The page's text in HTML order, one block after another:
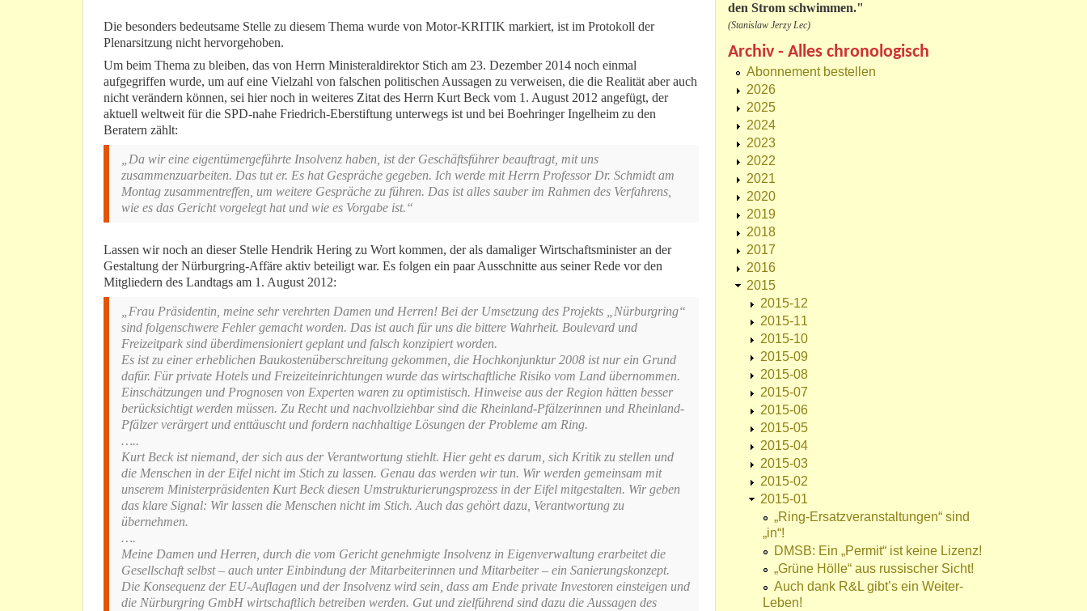
Die besonders bedeutsame Stelle zu diesem Thema wurde von Motor-KRITIK markiert, ist im Protokoll der
Plenarsitzung nicht hervorgehoben.
Um beim Thema zu bleiben, das von Herrn Ministeraldirektor Stich am 23. Dezember 2014 noch einmal
aufgegriffen wurde, um auf eine Vielzahl von falschen politischen Aussagen zu verweisen, die die Realität aber auch
nicht verändern können, sei hier noch in weiteres Zitat des Herrn Kurt Beck vom 1. August 2012 angefügt, der
aktuell weltweit für die SPD-nahe Friedrich-Eberstiftung unterwegs ist und bei Boehringer Ingelheim zu den
Beratern zählt:
„Da wir eine eigentümergeführte Insolvenz haben, ist der Geschäftsführer beauftragt, mit uns
zusammenzuarbeiten. Das tut er. Es hat Gespräche gegeben. Ich werde mit Herrn Professor Dr. Schmidt am
Montag zusammentreffen, um weitere Gespräche zu führen. Das ist alles sauber im Rahmen des Verfahrens,
wie es das Gericht vorgelegt hat und wie es Vorgabe ist.“
Lassen wir noch an dieser Stelle Hendrik Hering zu Wort kommen, der als damaliger Wirtschaftsminister an der
Gestaltung der Nürburgring-Affäre aktiv beteiligt war. Es folgen ein paar Ausschnitte aus seiner Rede vor den
Mitgliedern des Landtags am 1. August 2012:
„Frau Präsidentin, meine sehr verehrten Damen und Herren! Bei der Umsetzung des Projekts „Nürburgring“
sind folgenschwere Fehler gemacht worden. Das ist auch für uns die bittere Wahrheit. Boulevard und
Freizeitpark sind überdimensioniert geplant und falsch konzipiert worden.
Es ist zu einer erheblichen Baukostenüberschreitung gekommen, die Hochkonjunktur 2008 ist nur ein Grund
dafür. Für private Hotels und Freizeiteinrichtungen wurde das wirtschaftliche Risiko vom Land übernommen.
Einschätzungen und Prognosen von Experten waren zu optimistisch. Hinweise aus der Region hätten besser
berücksichtigt werden müssen. Zu Recht und nachvollziehbar sind die Rheinland-Pfälzerinnen und Rheinland-
Pfälzer verärgert und enttäuscht und fordern nachhaltige Lösungen der Probleme am Ring.
…..
Kurt Beck ist niemand, der sich aus der Verantwortung stiehlt. Hier geht es darum, sich Kritik zu stellen und
die Menschen in der Eifel nicht im Stich zu lassen. Genau das werden wir tun. Wir werden gemeinsam mit
unserem Ministerpräsidenten Kurt Beck diesen Umstrukturierungsprozess in der Eifel mitgestalten. Wir geben
das klare Signal: Wir lassen die Menschen nicht im Stich. Auch das gehört dazu, Verantwortung zu
übernehmen.
….
Meine Damen und Herren, durch die vom Gericht genehmigte Insolvenz in Eigenverwaltung erarbeitet die
Gesellschaft selbst – auch unter Einbindung der Mitarbeiterinnen und Mitarbeiter – ein Sanierungskonzept.
Die Konsequenz der EU-Auflagen und der Insolvenz wird sein, dass am Ende private Investoren einsteigen und
die Nürburgring GmbH wirtschaftlich betreiben werden. Gut und zielführend sind dazu die Aussagen des
den Strom schwimmen."
(Stanislaw Jerzy Lec)
Archiv - Alles chronologisch
Abonnement bestellen
2026
2025
2024
2023
2022
2021
2020
2019
2018
2017
2016
2015
2015-12
2015-11
2015-10
2015-09
2015-08
2015-07
2015-06
2015-05
2015-04
2015-03
2015-02
2015-01
„Ring-Ersatzveranstaltungen“ sind
„in“!
DMSB: Ein „Permit“ ist keine Lizenz!
„Grüne Hölle“ aus russischer Sicht!
Auch dank R&L gibt’s ein Weiter-
Leben!